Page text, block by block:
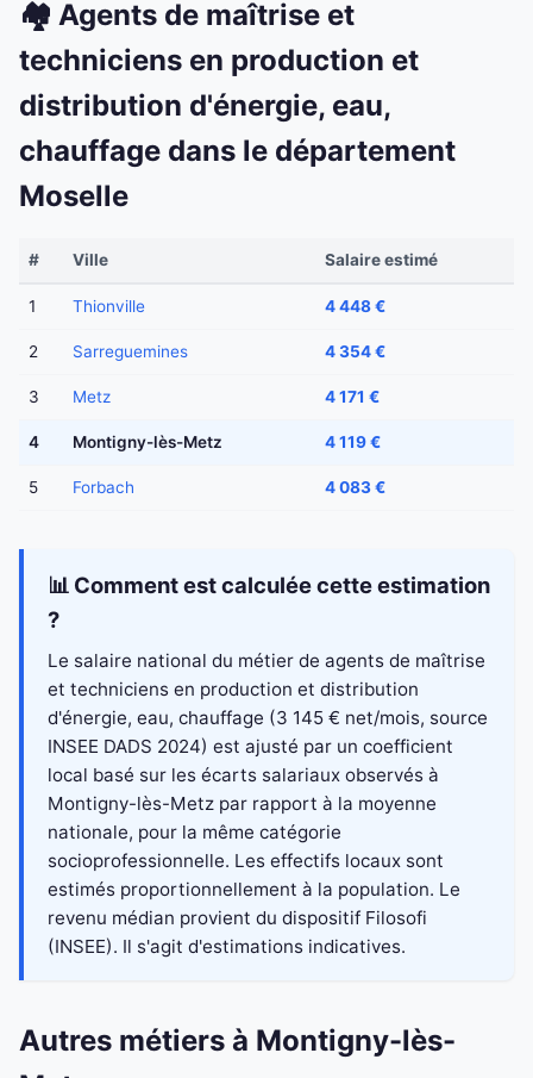
🏘️ Agents de maîtrise et
techniciens en production et
distribution d'énergie, eau,
chauffage dans le département
Moselle
# Ville Salaire estimé
1 Thionville 4 448 €
2 Sarreguemines 4 354 €
3 Metz 4 171 €
4 Montigny-lès-Metz 4 119 €
5 Forbach 4 083 €
📊 Comment est calculée cette estimation
?
Le salaire national du métier de agents de maîtrise
et techniciens en production et distribution
d'énergie, eau, chauffage (3 145 € net/mois, source
INSEE DADS 2024) est ajusté par un coefficient
local basé sur les écarts salariaux observés à
Montigny-lès-Metz par rapport à la moyenne
nationale, pour la même catégorie
socioprofessionnelle. Les effectifs locaux sont
estimés proportionnellement à la population. Le
revenu médian provient du dispositif Filosofi
(INSEE). Il s'agit d'estimations indicatives.
Autres métiers à Montigny-lès-